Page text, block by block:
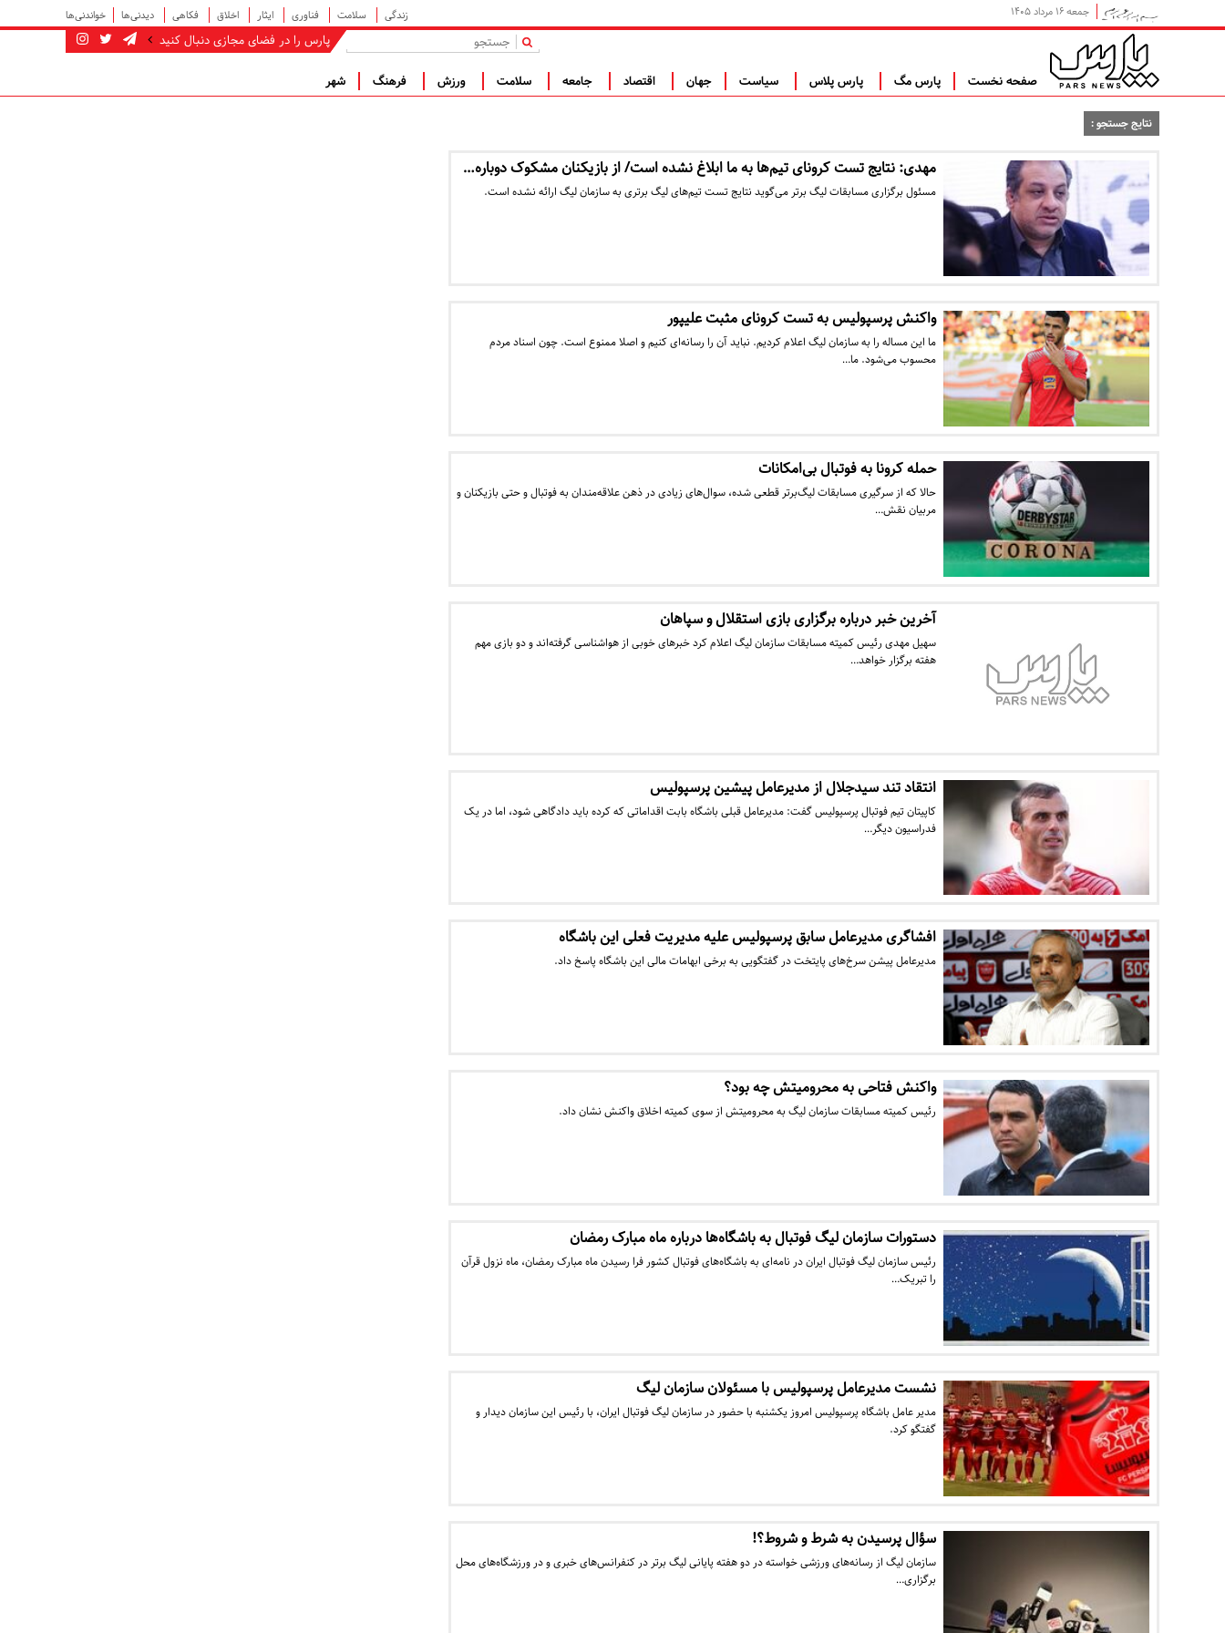
جمعه ۱۶ مرداد ۱۴۰۵ زندگی سلامت فناوری ایثار اخلاق فکاهی دیدنی‌ها خواندنی‌ها
پارس را در فضای مجازی دنبال کنید |
صفحه نخست پارس مگ پارس پلاس سیاست جهان اقتصاد جامعه سلامت ورزش فرهنگ شهر
نتایج جستجو :
مهدی: نتایج تست کرونای تیم‌ها به ما ابلاغ نشده است/ از بازیکنان مشکوک دوباره…
مسئول برگزاری مسابقات لیگ برتر می‌گوید نتایج تست تیم‌های لیگ برتری به سازمان لیگ ارائه نشده است.
واکنش پرسپولیس به تست کرونای مثبت علیپور
ما این مساله را به سازمان لیگ اعلام کردیم. نباید آن را رسانه‌ای کنیم و اصلا ممنوع است. چون اسناد مردم
محسوب می‌شود. ما…
حمله کرونا به فوتبال بی‌امکانات
حالا که از سرگیری مسابقات لیگ‌برتر قطعی شده، سوال‌های زیادی در ذهن علاقه‌مندان به فوتبال و حتی بازیکنان و
مربیان نقش…
آخرین خبر درباره برگزاری بازی استقلال و سپاهان
سهیل مهدی رئیس کمیته مسابقات سازمان لیگ اعلام کرد خبر‌های خوبی از هواشناسی گرفته‌اند و دو بازی مهم
هفته برگزار خواهد…
انتقاد تند سیدجلال از مدیرعامل پیشین پرسپولیس
کاپیتان تیم فوتبال پرسپولیس گفت: مدیرعامل قبلی باشگاه بابت اقداماتی که کرده باید دادگاهی شود، اما در یک
فدراسیون دیگر…
افشاگری مدیرعامل سابق پرسپولیس علیه مدیریت فعلی این باشگاه
مدیرعامل پیشن سرخ‌های پایتخت در گفتگویی به برخی ابهامات مالی این باشگاه پاسخ داد.
واکنش فتاحی به محرومیتش چه بود؟
رئیس کمیته مسابقات سازمان لیگ به محرومیتش از سوی کمیته اخلاق واکنش نشان داد.
دستورات سازمان لیگ فوتبال به باشگاه‌ها درباره ماه مبارک رمضان
رئیس سازمان لیگ فوتبال ایران در نامه‌ای به باشگاه‌های فوتبال کشور فرا رسیدن ماه مبارک رمضان، ماه نزول قرآن
را تبریک…
نشست مدیرعامل پرسپولیس با مسئولان سازمان لیگ
مدیر عامل باشگاه پرسپولیس امروز یکشنبه با حضور در سازمان لیگ فوتبال ایران، با رئیس این سازمان دیدار و
گفتگو کرد.
سؤال پرسیدن به شرط و شروط؟!
سازمان لیگ از رسانه‌های ورزشی خواسته در دو هفته پایانی لیگ برتر در کنفرانس‌های خبری و در ورزشگاه‌های محل
برگزاری…